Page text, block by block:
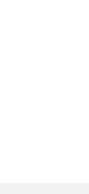
links en
radius
Gemaakt